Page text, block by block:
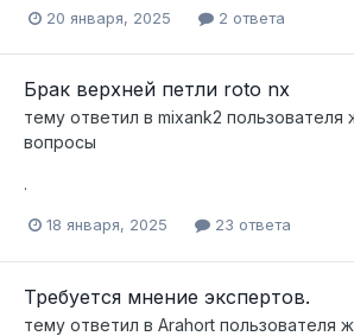
20 января, 2025 2 ответа
Брак верхней петли roto nx
тему ответил в mixank2 пользователя
вопросы
.
18 января, 2025 23 ответа
Требуется мнение экспертов.
тему ответил в Arahort пользователя